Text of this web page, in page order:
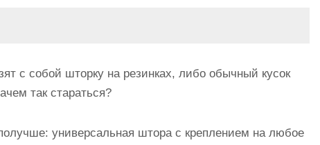
с собой шторку на резинках, либо обычный кусок
так стараться?
универсальная штора с креплением на любое